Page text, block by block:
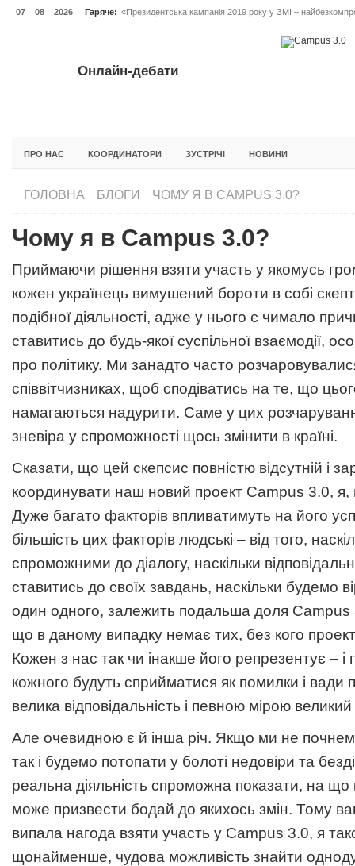
07 08 2026 Гаряче: «Президентська кампанія 2019 року у ЗМІ –
Онлайн-дебати #Відповідальне лідерство. Випуск 3
Онлайн-дебати
ПРО НАС КООРДИНАТОРИ ЗУСТРІЧІ НОВИНИ
ГОЛОВНА БЛОГИ ЧОМУ Я В CAMPUS 3.0?
Чому я в Campus 3.0?
Приймаючи рішення взяти участь у якомусь
кожен українець вимушений бороти в собі
подібної діяльності, адже у нього є чимало
ставитись до будь-якої суспільної взаємодії,
про політику. Ми занадто часто
співвітчизниках, щоб сподіватись на те, що
намагаються надурити. Саме у цих
зневіра у спроможності щось змінити в країні.
Сказати, що цей скепсис повністю відсутній і
координувати наш новий проект Campus 3.0,
Дуже багато факторів впливатимуть на його
більшість цих факторів людські – від того,
спроможними до діалогу, наскільки
ставитись до своїх завдань, наскільки будемо
один одного, залежить подальша доля Campus
що в даному випадку немає тих, без кого
Кожен з нас так чи інакше його репрезентує –
кожного будуть сприйматися як помилки і вади
велика відповідальність і певною мірою
Але очевидною є й інша річ. Якщо ми не
так і будемо потопати у болоті недовіри та
реальна діяльність спроможна показати, на що
може призвести бодай до якихось змін. Тому
випала нагода взяти участь у Campus 3.0, я
щонайменше, чудова можливість знайти